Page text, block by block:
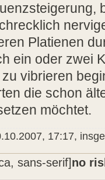
Platienen
ein oder zwei
vibrieren
die schon
möchtet.
17:17,
sans-serif]no